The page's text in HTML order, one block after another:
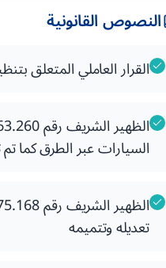
النصوص القانونية
القرار العاملي المتعلق
السيارات عبر الطرق كما تم
تعديله وتتميمه